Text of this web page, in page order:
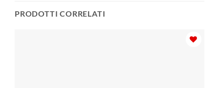
PRODOTTI CORRELATI